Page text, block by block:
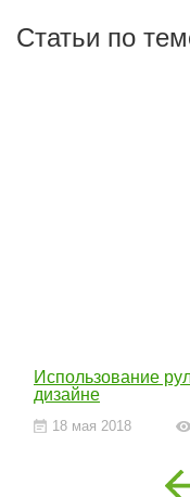
Статьи по
Использование
дизайне
18 мая 2018